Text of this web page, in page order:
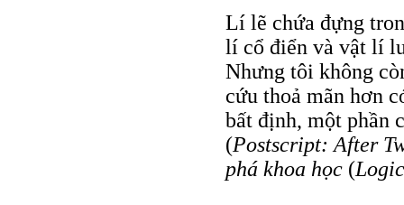
Lí lẽ chứa đựng
lí cổ điển và vật lí
Nhưng tôi không
cứu thoả mãn hơn
bất định, một phần
(Postscript: After
phá khoa học (